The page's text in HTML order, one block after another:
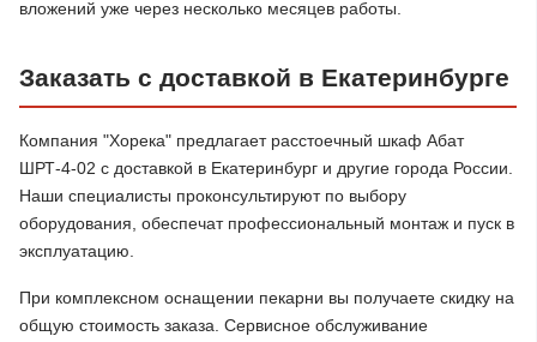
вложений уже через несколько месяцев работы.
Заказать с доставкой в Екатеринбурге
Компания "Хорека" предлагает расстоечный шкаф Абат
ШРТ-4-02 с доставкой в Екатеринбург и другие города России.
Наши специалисты проконсультируют по выбору
оборудования, обеспечат профессиональный монтаж и пуск в
эксплуатацию.
При комплексном оснащении пекарни вы получаете скидку на
общую стоимость заказа. Сервисное обслуживание